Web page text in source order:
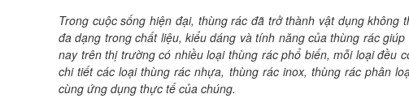
Trong cuộc sống hiện đại, thùng rác đã trở thành vật dụng
đa dạng trong chất liệu, kiểu dáng và tính năng của thùng rác
nay trên thị trường có nhiều loại thùng rác phổ biến, mỗi loại
chi tiết các loại thùng rác nhựa, thùng rác inox, thùng rác phân
cùng ứng dụng thực tế của chúng.